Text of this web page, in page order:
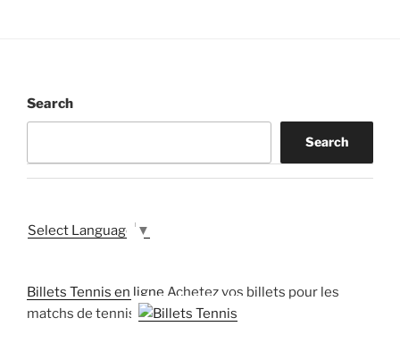
Search
Search
Select Language ▼
Billets Tennis en ligne Achetez vos billets pour les
matchs de tennis